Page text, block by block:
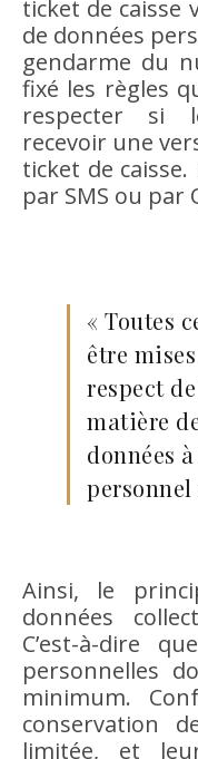
ticket de
de données
gendarme du
fixé les règles
respecter si
recevoir une
ticket de
par SMS ou par
« Toutes
être
respect
matière
données
Ainsi, le
données
C’est-à-dire
personnelles
minimum.
conservation
limitée, et